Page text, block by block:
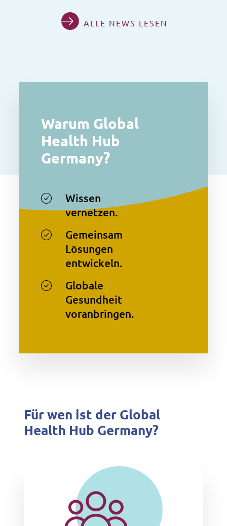
ALLE NEWS LESEN
Warum Global
Health Hub
Germany?
Wissen
vernetzen.
Gemeinsam
Lösungen
entwickeln.
Globale
Gesundheit
voranbringen.
Für wen ist der Global
Health Hub Germany?